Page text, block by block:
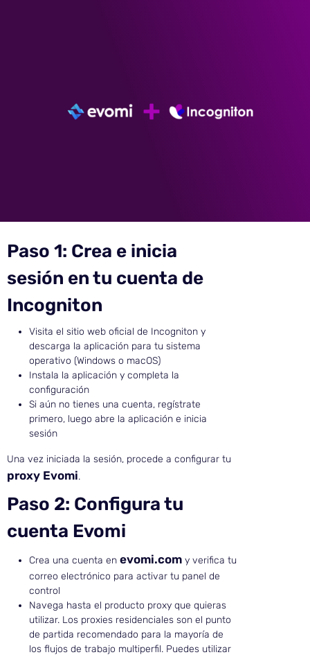
Paso 1: Crea e inicia
sesión en tu cuenta de
Incogniton
Visita el sitio web oficial de Incogniton y
descarga la aplicación para tu sistema
operativo (Windows o macOS)
Instala la aplicación y completa la
configuración
Si aún no tienes una cuenta, regístrate
primero, luego abre la aplicación e inicia
sesión
Una vez iniciada la sesión, procede a configurar tu
proxy Evomi.
Paso 2: Configura tu
cuenta Evomi
Crea una cuenta en evomi.com y verifica tu
correo electrónico para activar tu panel de
control
Navega hasta el producto proxy que quieras
utilizar. Los proxies residenciales son el punto
de partida recomendado para la mayoría de
los flujos de trabajo multiperfil. Puedes utilizar